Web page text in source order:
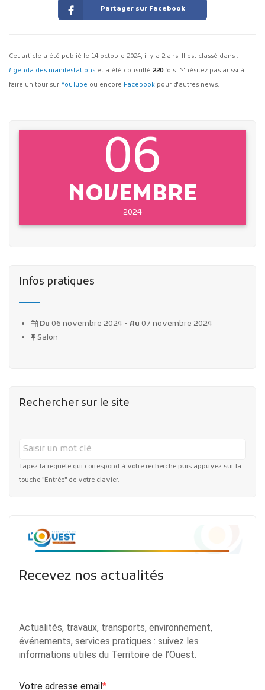
Partager sur Facebook
Cet article a été publié le 14 octobre 2024, il y a 2 ans. Il est classé dans :
Agenda des manifestations et a été consulté 220 fois. N'hésitez pas aussi à
faire un tour sur YouTube ou encore Facebook pour d'autres news.
06
NOVEMBRE
2024
Infos pratiques
Du 06 novembre 2024 - Au 07 novembre 2024
Salon
Rechercher sur le site
Tapez la requête qui correspond à votre recherche puis appuyez sur la
touche "Entrée" de votre clavier.
Recevez nos actualités
Actualités, travaux, transports, environnement,
événements, services pratiques : suivez les
informations utiles du Territoire de l’Ouest.
Votre adresse email